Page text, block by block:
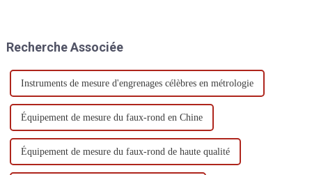
Recherche Associée
Instruments de mesure d'engrenages célèbres en métrologie
Équipement de mesure du faux-rond en Chine
Équipement de mesure du faux-rond de haute qualité